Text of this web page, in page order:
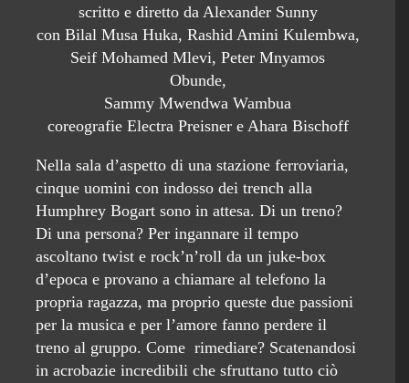
scritto e diretto da Alexander Sunny
con Bilal Musa Huka, Rashid Amini Kulembwa,
Seif Mohamed Mlevi, Peter Mnyamos
Obunde,
Sammy Mwendwa Wambua
coreografie Electra Preisner e Ahara Bischoff
Nella sala d’aspetto di una stazione ferroviaria,
cinque uomini con indosso dei trench alla
Humphrey Bogart sono in attesa. Di un treno?
Di una persona? Per ingannare il tempo
ascoltano twist e rock’n’roll da un juke-box
d’epoca e provano a chiamare al telefono la
propria ragazza, ma proprio queste due passioni
per la musica e per l’amore fanno perdere il
treno al gruppo. Come rimediare? Scatenandosi
in acrobazie incredibili che sfruttano tutto ciò